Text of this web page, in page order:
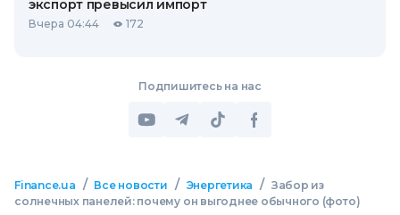
экспорт превысил импорт
Вчера 04:44 172
Подпишитесь на нас
Finance.ua / Все новости / Энергетика / Забор из
солнечных панелей: почему он выгоднее обычного (фото)